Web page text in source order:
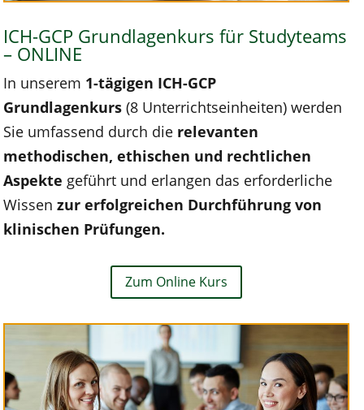
ICH-GCP Grundlagenkurs für Studyteams
– ONLINE
In unserem 1-tägigen ICH-GCP
Grundlagenkurs (8 Unterrichtseinheiten) werden
Sie umfassend durch die relevanten
methodischen, ethischen und rechtlichen
Aspekte geführt und erlangen das erforderliche
Wissenzur erfolgreichen Durchführung von
klinischen Prüfungen.
Zum Online Kurs